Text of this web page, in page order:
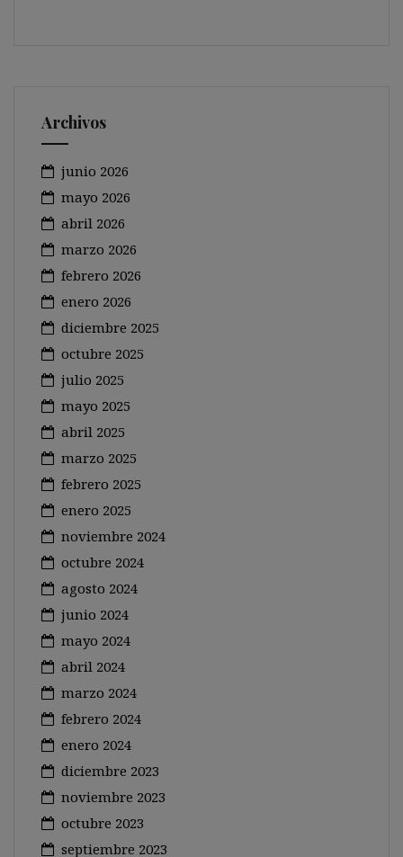
Archivos
junio 2026
mayo 2026
abril 2026
marzo 2026
febrero 2026
enero 2026
diciembre 2025
octubre 2025
julio 2025
mayo 2025
abril 2025
marzo 2025
febrero 2025
enero 2025
noviembre 2024
octubre 2024
agosto 2024
junio 2024
mayo 2024
abril 2024
marzo 2024
febrero 2024
enero 2024
diciembre 2023
noviembre 2023
octubre 2023
septiembre 2023